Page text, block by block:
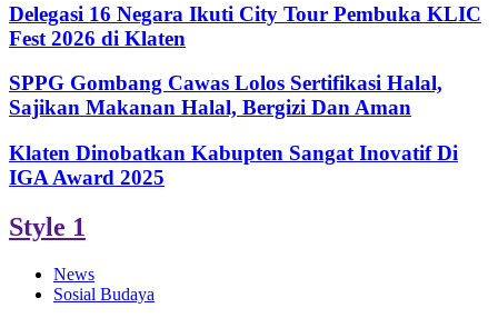
Delegasi 16 Negara Ikuti City Tour Pembuka KLIC
Fest 2026 di Klaten
SPPG Gombang Cawas Lolos Sertifikasi Halal,
Sajikan Makanan Halal, Bergizi Dan Aman
Klaten Dinobatkan Kabupten Sangat Inovatif Di
IGA Award 2025
Style 1
News
Sosial Budaya